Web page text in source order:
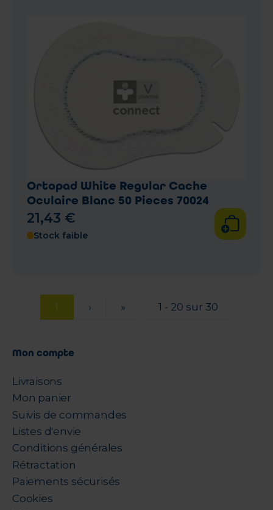
Ortopad White Regular Cache
Oculaire Blanc 50 Pieces 70024
21,43 €
Stock faible
1 › » 1 - 20 sur 30
Mon compte
Livraisons
Mon panier
Suivis de commandes
Listes d'envie
Conditions générales
Rétractation
Paiements sécurisés
Cookies